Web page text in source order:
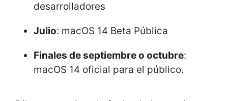
desarrolladores
Julio: macOS 14 Beta Pública
Finales de septiembre o octubre:
macOS 14 oficial para el público.